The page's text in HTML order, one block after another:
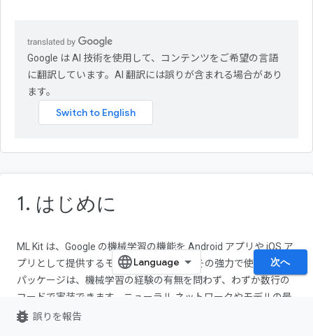
Google は AI 技術を使用して、コンテンツをご希望の言語
に翻訳しています。AI 翻訳には誤りが含まれる場合があり
ます。
1. はじめに
ML Kit は、Google の機械学習の機能を Android アプリや iOS ア
プリとして提供するモバイル SDK です。その強力で使いやすい
パッケージは、機械学習の経験の有無を問わず、わずか数行の
コードで実装できます。ニューラル ネットワークやモデルの最
適化に関する詳しい知識は必要ありません。
次へ
bug_report 誤りを報告